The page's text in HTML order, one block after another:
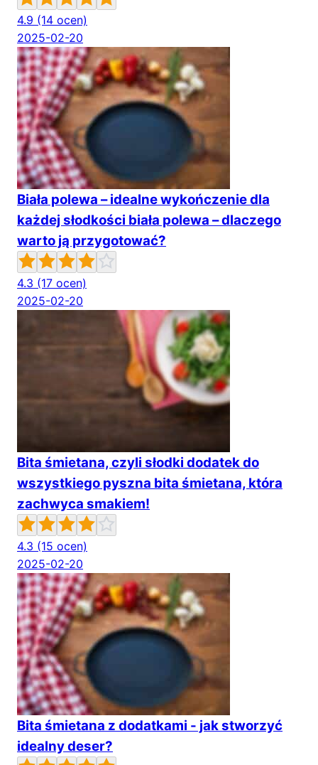
4.9 (14 ocen)
2025-02-20
Biała polewa – idealne wykończenie dla
każdej słodkości biała polewa – dlaczego
warto ją przygotować?
4.3 (17 ocen)
2025-02-20
Bita śmietana, czyli słodki dodatek do
wszystkiego pyszna bita śmietana, która
zachwyca smakiem!
4.3 (15 ocen)
2025-02-20
Bita śmietana z dodatkami - jak stworzyć
idealny deser?